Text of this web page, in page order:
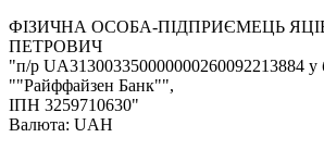
ФІЗИЧНА ОСОБА-ПІДПРИЄМЕЦЬ
ПЕТРОВИЧ
"п/р UA313003350000000260092213884
""Райффайзен Банк"",
ІПН 3259710630"
Валюта: UAH